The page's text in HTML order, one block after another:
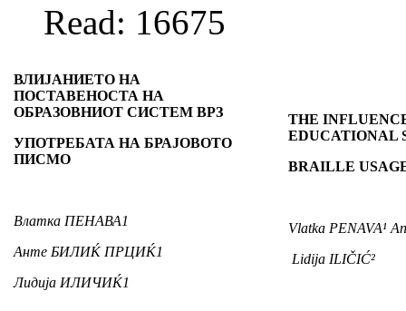
Read: 16675
ВЛИЈАНИЕТО НА
ПОСТАВЕНОСТА НА
ОБРАЗОВНИОТ СИСТЕМ ВРЗ
УПОТРЕБАТА НА БРАЈОВОТО
ПИСМО
Влатка ПЕНАВА1
Анте БИЛИЌ ПРЦИЌ1
Лидија ИЛИЧИЌ1
THE
EDUCATIONAL
BRAILLE
Vlatka PENAVA¹
Lidija ILIČIĆ²